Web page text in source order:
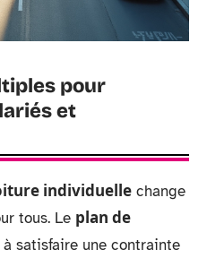
pour
et
individuelle change
tous. Le plan de
satisfaire une contrainte